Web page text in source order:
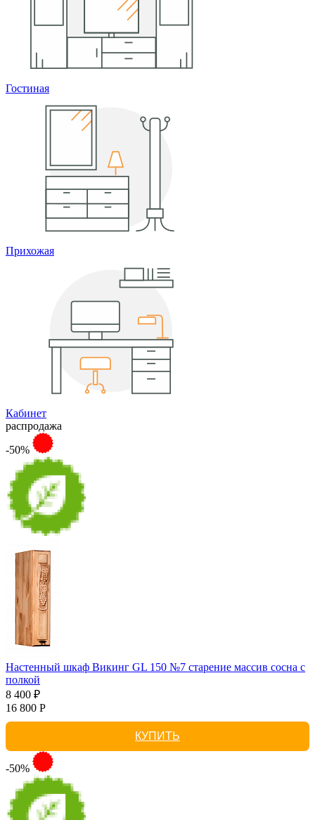
Гостиная
Прихожая
Кабинет
распродажа
-50%
Настенный шкаф Викинг GL 150 №7 старение массив сосна с
полкой
8 400 ₽
16 800 Р
КУПИТЬ
-50%